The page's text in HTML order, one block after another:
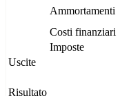
Ammortamenti
Costi finanziari
Imposte
Uscite
Risultato